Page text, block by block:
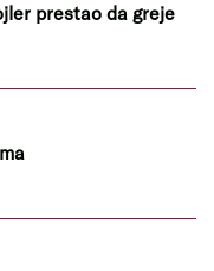
prestao da greje